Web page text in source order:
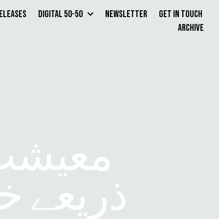
Digital 50-50 Newsletter
Get in Touch
Archive
ذریعے